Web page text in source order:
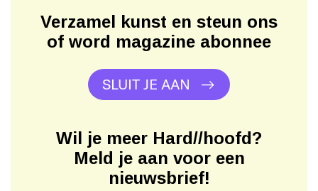
Verzamel kunst en steun ons
of word magazine abonnee
SLUIT JE AAN
Wil je meer Hard//hoofd?
Meld je aan voor een
nieuwsbrief!